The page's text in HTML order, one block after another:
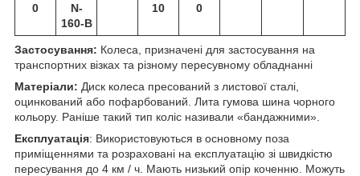
0
N-
160-B
10
0
Застосування: Колеса, призначені для застосування на
транспортних візках та різному пересувному обладнанні
Матеріали: Диск колеса пресований з листової сталі,
оцинкований або пофарбований. Лита гумова шина чорного
кольору. Раніше такий тип коліс називали «бандажними».
Експлуатація: Використовуються в основному поза
приміщеннями та розраховані на експлуатацію зі швидкістю
пересування до 4 км / ч. Мають низький опір коченню. Можуть